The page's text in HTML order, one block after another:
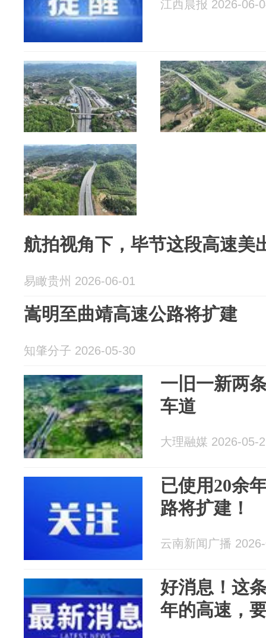
江西晨报 2026-06-
航拍视角下，毕节这段高速美
易瞰贵州 2026-06-01
嵩明至曲靖高速公路将扩建
知肇分子 2026-05-30
一旧一新两
车道
大理融媒 2026-05-
已使用20余
路将扩建！
云南新闻广播
好消息！这
年的高速，